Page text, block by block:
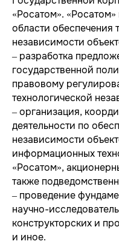
«Росатом».
области обеспечения
независимости
‒ разработка
государственной
правовому
технологической
‒ организация,
деятельности по
независимости
информационных
«Росатом»,
также
‒ проведение
научно-
конструкторских и
и иное.
УСЛУГИ
Единая экосистема защиты
Подключение к ЕБС под
Экспресс-профилактика
ИИ в кибербезопасности
Защита персональных
Построение SOC
Анализ защищенности
Безопасная разработка
Аудит ИБ
Анти-DDoS
Комплексная киберзащита